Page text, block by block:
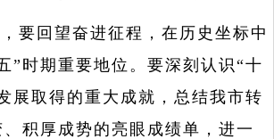
要回望奋进征程，在历史坐标中
”时期重要地位。要深刻认识“十
展取得的重大成就，总结我市转
积厚成势的亮眼成绩单，进一